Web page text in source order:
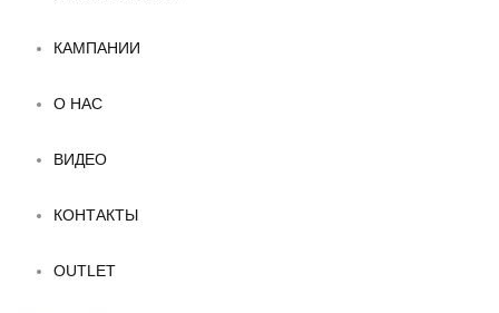
КАМПАНИИ
О НАС
ВИДЕО
КОНТАКТЫ
OUTLET